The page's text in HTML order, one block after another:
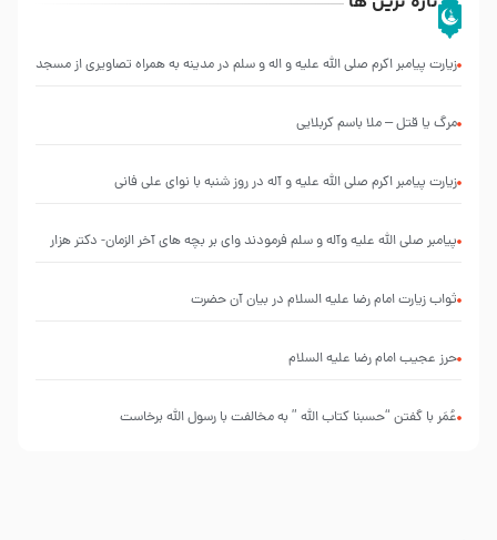
زیارت پیامبر اکرم صلی الله علیه و اله و سلم در مدینه به همراه تصاویری از مسجد
مرگ یا قتل – ملا باسم کربلایی
زیارت پیامبر اکرم صلی الله علیه و آله در روز شنبه با نوای علی فانی
پیامبر صلی الله علیه وآله و سلم فرمودند وای بر بچه های آخر الزمان- دکتر هزار
ثواب زیارت امام رضا علیه السلام در بیان آن حضرت
حرز عجیب امام رضا علیه السلام
عُمَر با گفتن “حسبنا كتاب اللّه ” به مخالفت با رسول اللّه برخاست